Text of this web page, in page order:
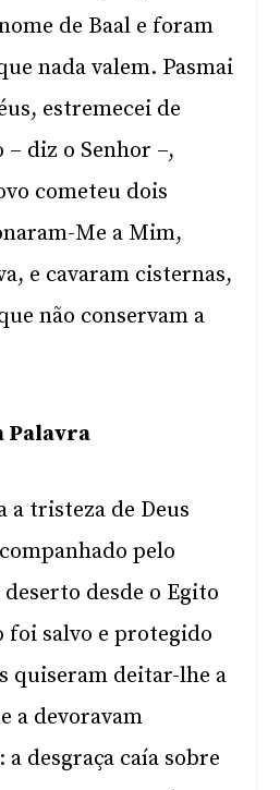
de Baal e foram
nada valem. Pasmai
estremecei de
diz o Senhor –,
cometeu dois
Me a Mim,
e cavaram cisternas,
não conservam a
Palavra
a tristeza de Deus
pelo
desde o Egito
foi salvo e protegido
quiseram deitar-lhe a
a devoravam
a desgraça caía sobre